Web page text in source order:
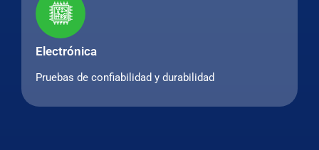
Electrónica
Pruebas de confiabilidad y durabilidad